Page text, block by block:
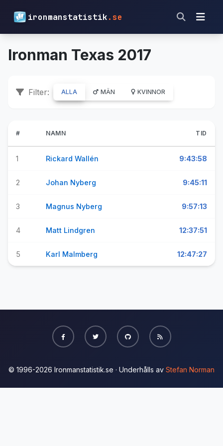
ironmanstatistik.se
Ironman Texas 2017
Filter: ALLA MÄN KVINNOR
# NAMN TID
1 Rickard Wallén 9:43:58
2 Johan Nyberg 9:45:11
3 Magnus Nyberg 9:57:13
4 Matt Lindgren 12:37:51
5 Karl Malmberg 12:47:27
© 1996-2026 Ironmanstatistik.se · Underhålls av Stefan Norman